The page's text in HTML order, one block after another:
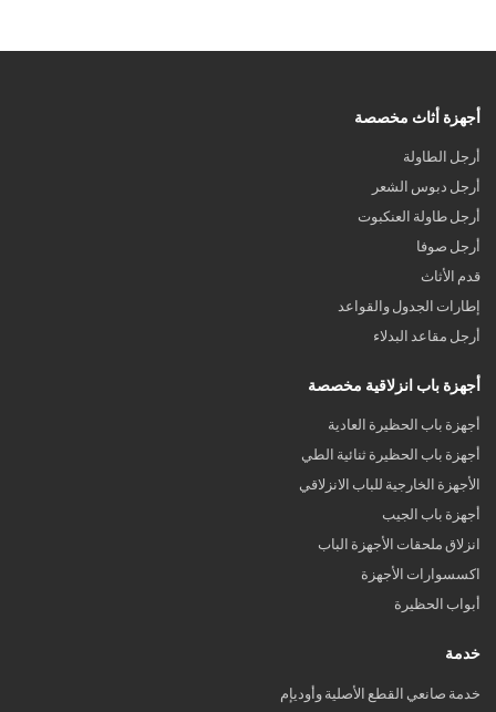
أجهزة أثاث مخصصة
أرجل الطاولة
أرجل دبوس الشعر
أرجل طاولة العنكبوت
أرجل صوفا
قدم الأثاث
إطارات الجدول والقواعد
أرجل مقاعد البدلاء
أجهزة باب انزلاقية مخصصة
أجهزة باب الحظيرة العادية
أجهزة باب الحظيرة ثنائية الطي
الأجهزة الخارجية للباب الانزلاقي
أجهزة باب الجيب
انزلاق ملحقات الأجهزة الباب
اكسسوارات الأجهزة
أبواب الحظيرة
خدمة
خدمة صانعي القطع الأصلية وأوديإم